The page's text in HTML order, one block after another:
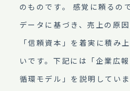
のものです。 感覚に頼るの
データに基づき、売上の原
「信頼資本」を着実に積み
いです。下記には「企業広
循環モデル」を説明してい